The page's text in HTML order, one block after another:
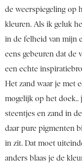
de weerspiegeling op
kleuren. Als ik geluk
in de felheid van mijn
eens gebeuren dat de
een echte
Het zand waar je met
mogelijk op het doek..
steentjes en zand in
daar pure pigmenten
in zit. Dat moet
anders blaas je de